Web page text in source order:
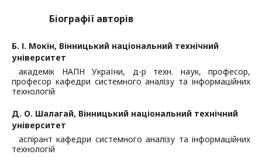
Біографії авторів
Б. І. Мокін, Вінницький національний технічний
університет
академік НАПН України, д-р техн. наук, професор,
професор кафедри системного аналізу та інформаційних
технологій
Д. О. Шалагай, Вінницький національний технічний
університет
аспірант кафедри системного аналізу та інформаційних
технологій